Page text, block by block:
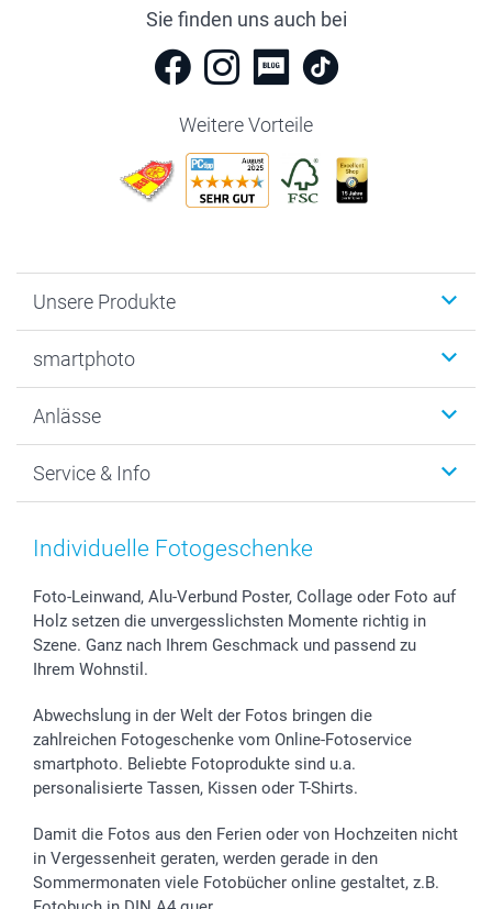
Sie finden uns auch bei
Weitere Vorteile
Unsere Produkte
Fotogeschenke
MyNameBook
Fotoabzüge, Fotos als Buch & Poster
Zubehör & Material
Sticker & Etiketten
Geschenk-Gutscheine (PDF)
smartphoto
Warum smartphoto
Datenschutz
AGB
Presse
Partnerprogramme
Investor Relations
Widerrufsrecht
Anlässe
Neujahr
Muttertag
Kommunion & Konfirmation
Hochzeit
Geburtstag
Zu allen Anlässen
Service & Info
Preise und Versandkosten
48h Lieferung
Zahlungsmöglichkeiten
Anmelden /Registrieren
Status der Bestellung
smartfriends
smartgarantie
smartbonus
Individuelle Fotogeschenke
Foto-Leinwand, Alu-Verbund Poster, Collage oder Foto auf
Holz setzen die unvergesslichsten Momente richtig in
Szene. Ganz nach Ihrem Geschmack und passend zu
Ihrem Wohnstil.
Abwechslung in der Welt der Fotos bringen die
zahlreichen Fotogeschenke vom Online-Fotoservice
smartphoto. Beliebte Fotoprodukte sind u.a.
personalisierte Tassen, Kissen oder T-Shirts.
Damit die Fotos aus den Ferien oder von Hochzeiten nicht
in Vergessenheit geraten, werden gerade in den
Sommermonaten viele Fotobücher online gestaltet, z.B.